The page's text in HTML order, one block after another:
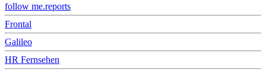
follow me.reports
Frontal
Galileo
HR Fernsehen